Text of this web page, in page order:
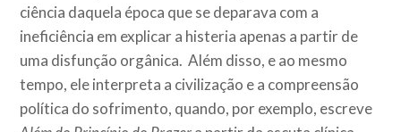
ciência daquela época que se deparava com a
ineficiência em explicar a histeria apenas a partir de
uma disfunção orgânica. Além disso, e ao mesmo
tempo, ele interpreta a civilização e a compreensão
política do sofrimento, quando, por exemplo, escreve